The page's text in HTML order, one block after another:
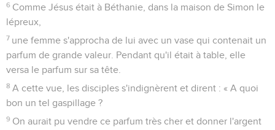
6 Comme Jésus était à Béthanie, dans la maison de Simon le
lépreux,
7 une femme s'approcha de lui avec un vase qui contenait un
parfum de grande valeur. Pendant qu'il était à table, elle
versa le parfum sur sa tête.
8 A cette vue, les disciples s'indignèrent et dirent : « A quoi
bon un tel gaspillage ?
9 On aurait pu vendre ce parfum très cher et donner l'argent